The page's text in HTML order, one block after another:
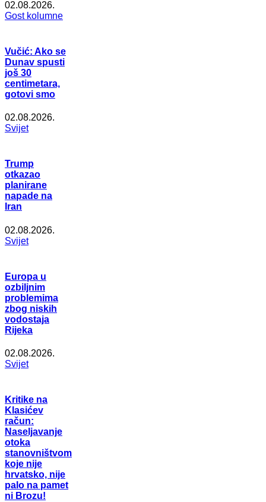
02.08.2026.
Gost kolumne
Vučić: Ako se
Dunav spusti
još 30
centimetara,
gotovi smo
02.08.2026.
Svijet
Trump
otkazao
planirane
napade na
Iran
02.08.2026.
Svijet
Europa u
ozbiljnim
problemima
zbog niskih
vodostaja
Rijeka
02.08.2026.
Svijet
Kritike na
Klasićev
račun:
Naseljavanje
otoka
stanovništvom
koje nije
hrvatsko, nije
palo na pamet
ni Brozu!